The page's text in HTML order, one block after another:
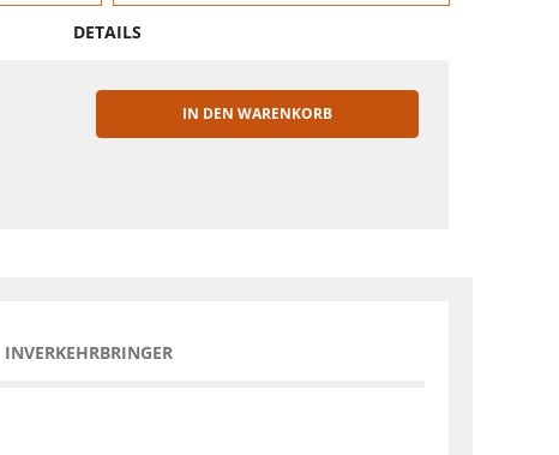
DETAILS
IN DEN WARENKORB
INVERKEHRBRINGER